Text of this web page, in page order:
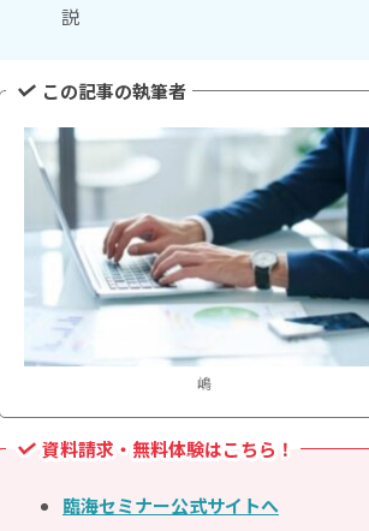
説
この記事の執筆者
嶋
資料請求・無料体験はこちら！
臨海セミナー公式サイトへ